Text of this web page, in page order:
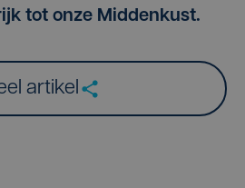
tot onze Middenkust.
artikel